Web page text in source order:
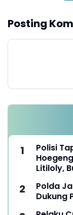
Posting
Polisi
Litiloly,
Polda
Dukung